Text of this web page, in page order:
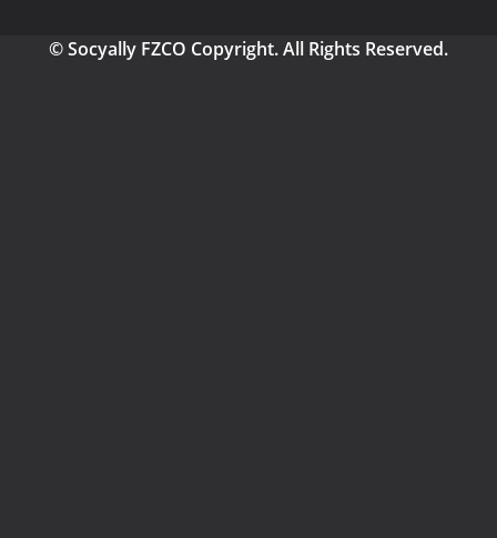
© Socyally FZCO Copyright. All Rights Reserved.